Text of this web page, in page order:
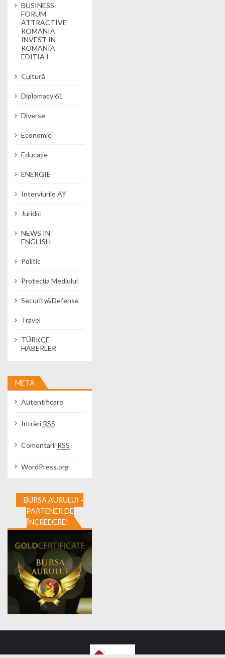
BUSINESS
FORUM
ATTRACTIVE
ROMANIA
INVEST IN
ROMANIA
EDIȚIA I
Cultură
Diplomacy 61
Diverse
Economie
Educație
ENERGIE
Interviurile AY
Juridic
NEWS IN
ENGLISH
Politic
Protecția Mediului
Security&Defense
Travel
TÜRKÇE
HABERLER
META
Autentificare
Intrări RSS
Comentarii RSS
WordPress.org
BURSA AURULUI -
PARTENER DE
ÎNCREDERE!